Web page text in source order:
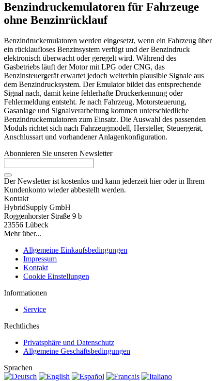
Benzindruckemulatoren für Fahrzeuge
ohne Benzinrücklauf
Benzindruckemulatoren werden eingesetzt, wenn ein Fahrzeug über
ein rücklaufloses Benzinsystem verfügt und der Benzindruck
elektronisch überwacht oder geregelt wird. Während des
Gasbetriebs läuft der Motor mit LPG oder CNG, das
Benzinsteuergerät erwartet jedoch weiterhin plausible Signale aus
dem Benzindrucksystem. Der Emulator bildet das entsprechende
Signal nach, damit keine fehlerhafte Druckerkennung oder
Fehlermeldung entsteht. Je nach Fahrzeug, Motorsteuerung,
Gasanlage und Signalverarbeitung kommen unterschiedliche
Benzindruckemulatoren zum Einsatz. Die Auswahl des passenden
Moduls richtet sich nach Fahrzeugmodell, Hersteller, Steuergerät,
Anschlussart und vorhandener Anlagenkonfiguration.
Abonnieren Sie unseren Newsletter
Der Newsletter ist kostenlos und kann jederzeit hier oder in Ihrem
Kundenkonto wieder abbestellt werden.
Kontakt
HybridSupply GmbH
Roggenhorster Straße 9 b
23556 Lübeck
Mehr über...
Allgemeine Einkaufsbedingungen
Impressum
Kontakt
Cookie Einstellungen
Informationen
Service
Rechtliches
Privatsphäre und Datenschutz
Allgemeine Geschäftsbedingungen
Sprachen